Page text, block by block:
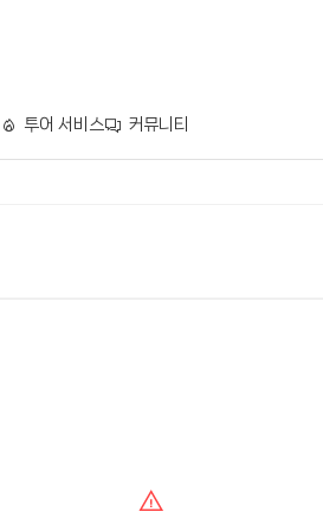
투어 서비스 커뮤니티